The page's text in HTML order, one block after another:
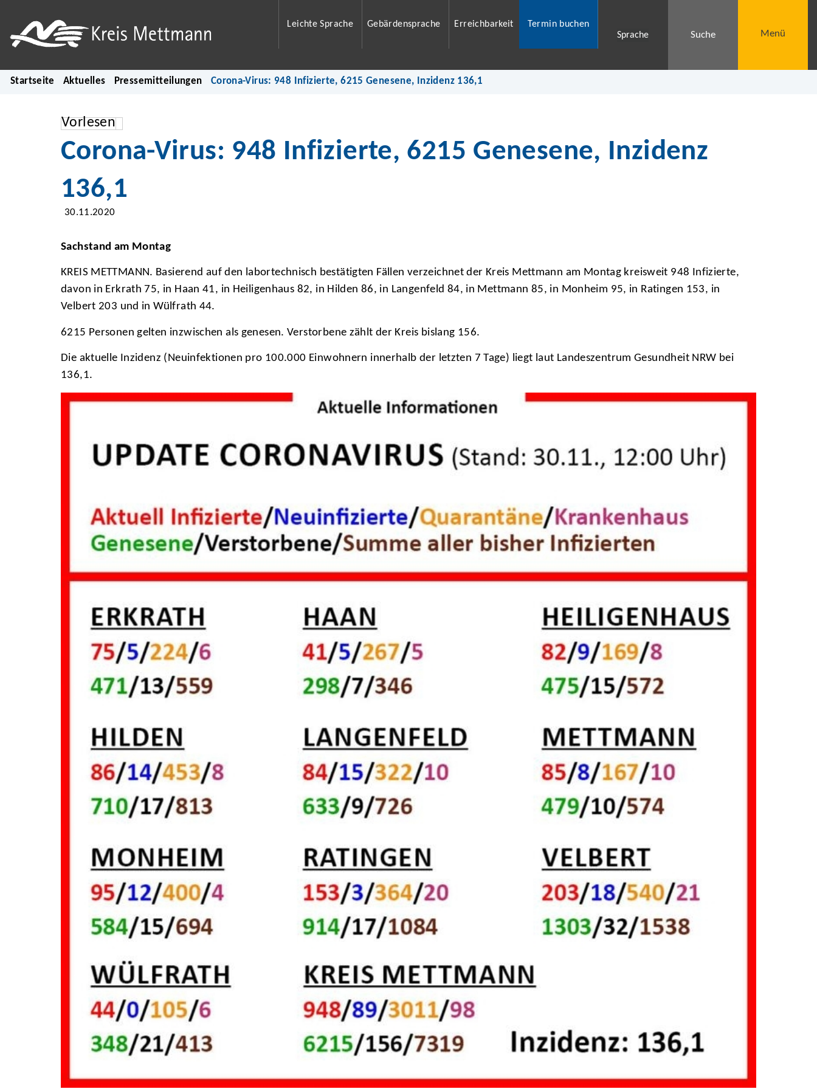
Leichte Sprache Gebärdensprache Erreichbarkeit
Termin buchen
Sprache
Suche Menü
Startseite Aktuelles Pressemitteilungen Corona-Virus: 948 Infizierte, 6215 Genesene, Inzidenz 136,1
Vorlesen
Corona-Virus: 948 Infizierte, 6215 Genesene, Inzidenz
136,1
30.11.2020
Sachstand am Montag
KREIS METTMANN. Basierend auf den labortechnisch bestätigten Fällen verzeichnet der Kreis Mettmann am Montag kreisweit 948 Infizierte,
davon in Erkrath 75, in Haan 41, in Heiligenhaus 82, in Hilden 86, in Langenfeld 84, in Mettmann 85, in Monheim 95, in Ratingen 153, in
Velbert 203 und in Wülfrath 44.
6215 Personen gelten inzwischen als genesen. Verstorbene zählt der Kreis bislang 156.
Die aktuelle Inzidenz (Neuinfektionen pro 100.000 Einwohnern innerhalb der letzten 7 Tage) liegt laut Landeszentrum Gesundheit NRW bei
136,1.